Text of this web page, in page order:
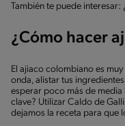
También te puede interesar: ¿
¿Cómo hacer
El ajiaco colombiano es
onda, alistar tus
esperar poco más de media
clave? Utilizar Caldo de
dejamos la receta para que